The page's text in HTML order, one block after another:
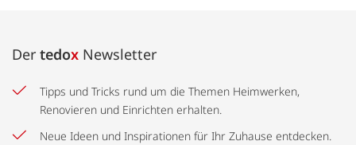
Der tedox Newsletter
Tipps und Tricks rund um die Themen Heimwerken,
Renovieren und Einrichten erhalten.
Neue Ideen und Inspirationen für Ihr Zuhause entdecken.